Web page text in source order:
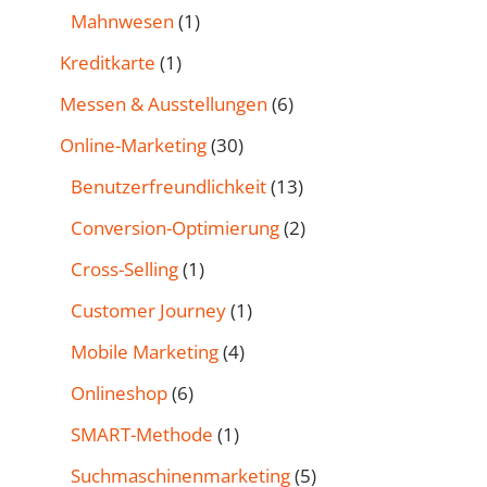
Mahnwesen (1)
Kreditkarte (1)
Messen & Ausstellungen (6)
Online-Marketing(30)
Benutzer­freund­lichkeit(13)
Conversion-Optimierung(2)
Cross-Selling(1)
Customer Journey(1)
Mobile Marketing(4)
Onlineshop(6)
SMART-Methode (1)
Such­maschinen­marketing(5)